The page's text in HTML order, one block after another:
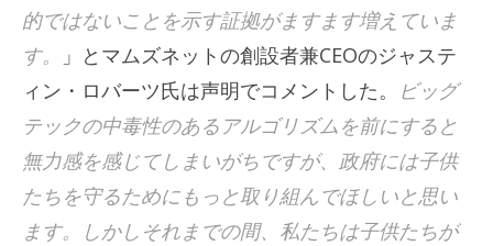
的ではないことを示す証拠がますます増えていま
す。
」とマムズネットの創設者兼CEOのジャステ
ィン・ロバーツ氏は声明でコメントした。
ビッグ
テックの中毒性のあるアルゴリズムを前にすると
無力感を感じてしまいがちですが、政府には子供
たちを守るためにもっと取り組んでほしいと思い
ます。しかしそれまでの間、私たちは子供たちが